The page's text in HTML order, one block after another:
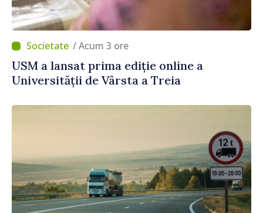
/ Acum 3 ore
USM a lansat prima ediție online a
Universității de Vârsta a Treia